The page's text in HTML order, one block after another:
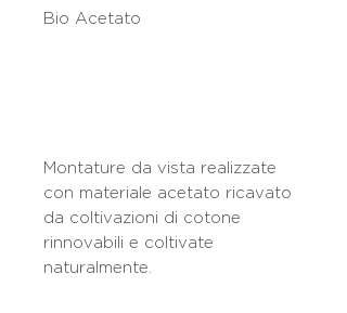
Bio Acetato
Montature da vista realizzate
con materiale acetato ricavato
da coltivazioni di cotone
rinnovabili e coltivate
naturalmente.